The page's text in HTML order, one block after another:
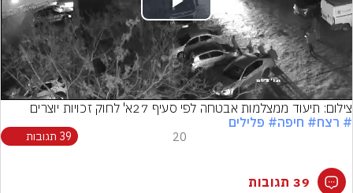
Play
Video
צילום: תיעוד ממצלמות אבטחה לפי סעיף 27א' לחוק זכויות יוצרים
# רצח# חיפה# פלילים
20 39 תגובות
39 תגובות